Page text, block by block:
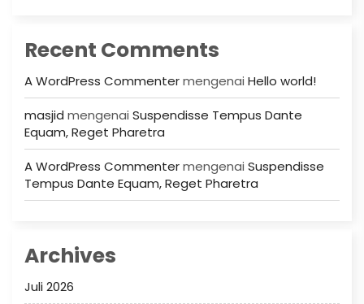
Recent Comments
A WordPress Commentermengenai Hello world!
masjid mengenai Suspendisse Tempus Dante
Equam, Reget Pharetra
A WordPress Commentermengenai Suspendisse
Tempus Dante Equam, Reget Pharetra
Archives
Juli 2026